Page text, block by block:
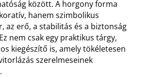
között. A horgony forma
hanem szimbolikus
az erő, a stabilitás és a biztonság
nem csak egy praktikus tárgy,
kiegészítő is, amely tökéletesen
szerelmeseinek